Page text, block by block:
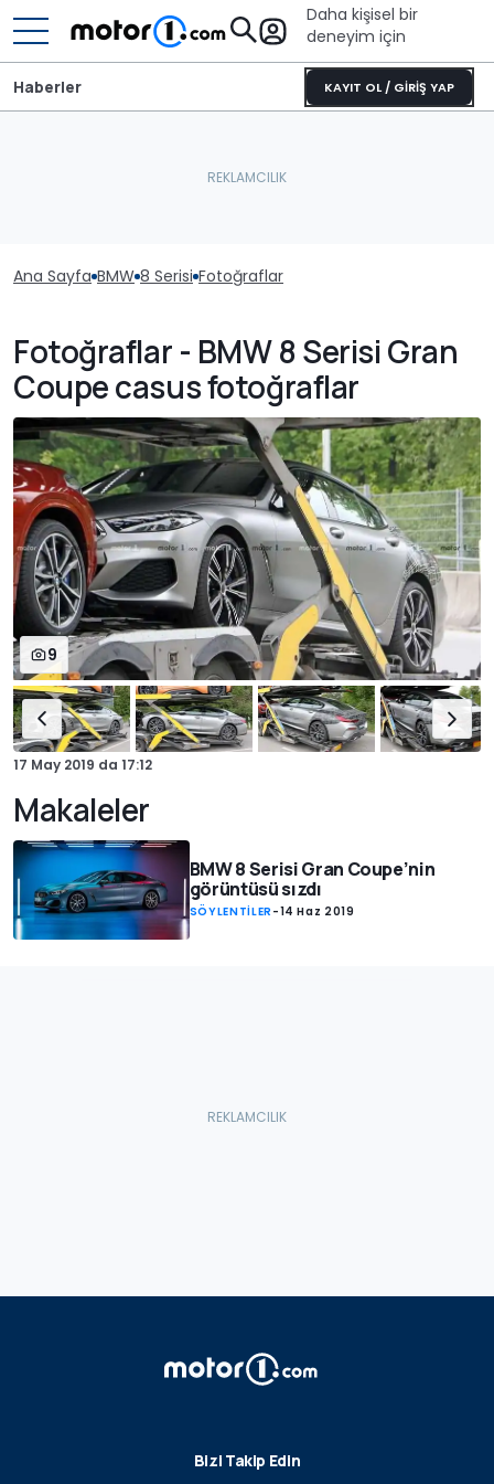
Daha kişisel bir
deneyim için
KAYIT OL / GİRİŞ YAP
Haberler
Ana Sayfa BMW 8 Serisi Fotoğraflar
Fotoğraflar - BMW 8 Serisi Gran
Coupe casus fotoğraflar
9
17 May 2019 da 17:12
Makaleler
BMW 8 Serisi Gran Coupe’nin
görüntüsü sızdı
SÖYLENTİLER -14 Haz 2019
Bizi Takip Edin